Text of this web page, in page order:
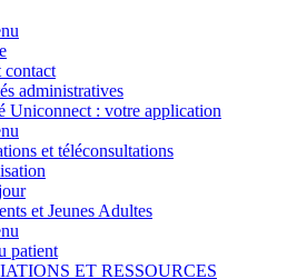
contact
administratives
Uniconnect : votre application
et téléconsultations
et Jeunes Adultes
patient
ET RESSOURCES